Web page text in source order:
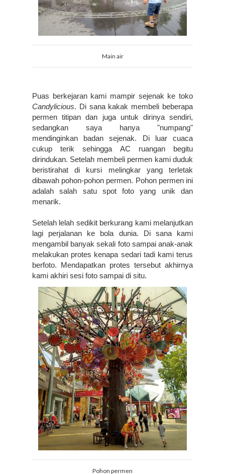
Main air
Candylicious. Di sana kakak membeli beberapa
permen titipan dan juga untuk dirinya sendiri,
sedangkan saya hanya "numpang"
mendinginkan badan sejenak. Di luar cuaca
cukup terik sehingga AC ruangan begitu
dirindukan. Setelah membeli permen kami duduk
beristirahat di kursi melingkar yang terletak
dibawah pohon-pohon permen. Pohon permen ini
adalah salah satu spot foto yang unik dan
menarik.
Setelah lelah sedikit berkurang kami melanjutkan
lagi perjalanan ke bola dunia. Di sana kami
mengambil banyak sekali foto sampai anak-anak
melakukan protes kenapa sedari tadi kami terus
berfoto. Mendapatkan protes tersebut akhirnya
kami akhiri sesi foto sampai di situ.
Pohon permen